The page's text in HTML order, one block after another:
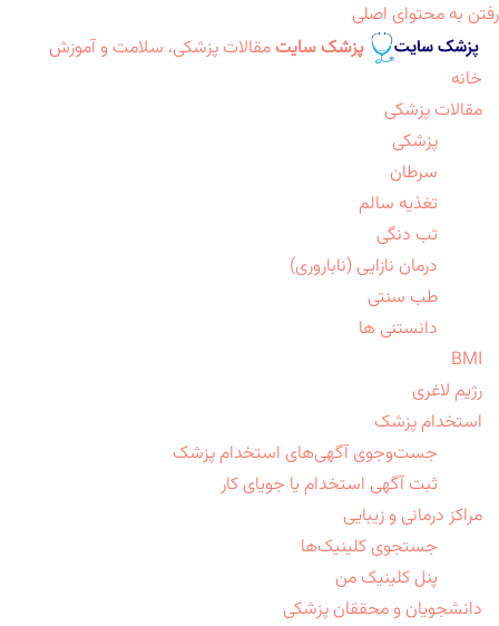
رفتن به محتوای اصلی
پزشک سایت مقالات پزشکی، سلامت و آموزش
خانه
مقالات پزشکی
پزشکی
سرطان
تغذیه سالم
تب دنگی
درمان نازایی (ناباروری)
طب سنتی
دانستنی ها
BMI
رژیم لاغری
استخدام پزشک
جست‌وجوی آگهی‌های استخدام پزشک
ثبت آگهی استخدام یا جویای کار
مراکز درمانی و زیبایی
جستجوی کلینیک‌ها
پنل کلینیک من
دانشجویان و محققان پزشکی